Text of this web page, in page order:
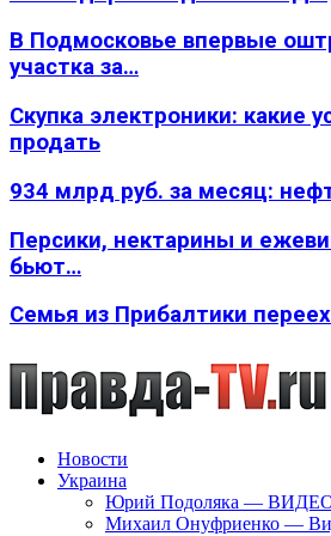
В Подмосковье впервые
участка за…
Скупка электроники: какие
продать
934 млрд руб. за месяц:
Персики, нектарины и
бьют…
Семья из Прибалтики
Новости
Украина
Юрий Подоляка —
Михаил Онуфриенко —